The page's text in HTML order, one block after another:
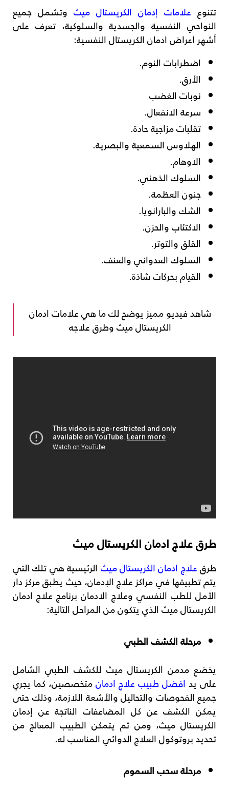
تتنوع علامات إدمان الكريستال ميث وتشمل جميع
النواحي النفسية والجسدية والسلوكية، تعرف على
أشهر اعراض ادمان الكريستال النفسية:
اضطرابات النوم.
الأرق.
نوبات الغضب
سرعة الانفعال.
تقلبات مزاجية حادة.
الهلاوس السمعية والبصرية.
الاوهام.
السلوك الذهني.
جنون العظمة.
الشك والبارانويا.
الاكتئاب والحزن.
القلق والتوتر.
السلوك العدواني والعنف.
القيام بحركات شاذة.
شاهد فيديو مميز يوضح لك ما هي علامات ادمان
الكريستال ميث وطرق علاجه
طرق علاج ادمان الكريستال ميث
طرقعلاج ادمان الكريستال ميث الرئيسية هي تلك التي
يتم تطبيقها في مراكز علاج الإدمان، حيث يطبق مركز دار
الأمل للطب النفسي وعلاج الادمان برنامج علاج ادمان
الكريستال ميث الذي يتكون من المراحل التالية:
مرحلة الكشف الطبي
يخضع مدمن الكريستال ميث للكشف الطبي الشامل
على يد افضل طبيب علاج ادمانمتخصصين، كما يجري
جميع الفحوصات والتحاليل والأشعة اللازمة، وذلك حتى
يمكن الكشف عن كل المضاعفات الناتجة عن إدمان
الكريستال ميث، ومن ثم يتمكن الطبيب المعالج من
تحديد بروتوكول العلاج الدوائي المناسب له.
مرحلة سحب السموم